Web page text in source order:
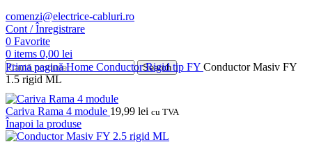
comenzi@electrice-cabluri.ro
Cont / Înregistrare
0 Favorite
0 items 0,00 lei
Search
Prima paginăHome Conductor Rigid tip FY Conductor Masiv FY
1.5 rigid ML
Cariva Rama 4 module 19,99 lei cu TVA
Înapoi la produse